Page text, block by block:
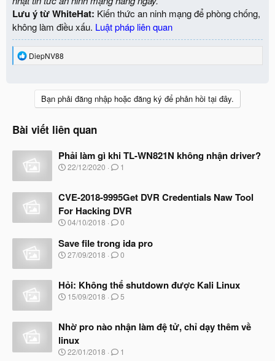
Lưu ý từ WhiteHat: Kiến thức an ninh mạng để phòng chống,
không làm điều xấu. Luật pháp liên quan
R
DiepNV88
Bạn phải đăng nhập hoặc đăng ký để phản hồi tại đây.
Bài viết liên quan
Phải làm gì khi TL-WN821N không nhận driver?
N
y
ắ
t
ầ
u
22/12/2020 1
CVE-2018-9995Get DVR Credentials Naw Tool
For Hacking DVR
N
à
y
b
t
đ
ầ
04/10/2018 0
Save file trong ida pro
N
y
b
ắ
ầ
u
27/09/2018 0
Hỏi: Không thể shutdown được Kali Linux
N
y
ắ
t
15/09/2018 5
Nhờ pro nào nhận làm đệ tử, chỉ dạy thêm về
linux
N
22/01/2018 1